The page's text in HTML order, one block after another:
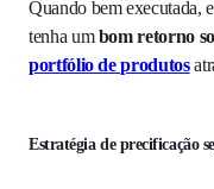
Quando bem executada,
tenha umbom retorno
portfólio de produtos
Estratégia de precificação